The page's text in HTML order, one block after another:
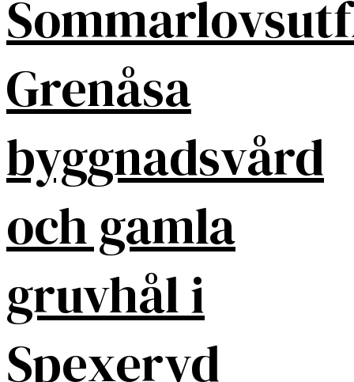
Grenåsa
byggnadsvård
och gamla
gruvhål i
Spexeryd